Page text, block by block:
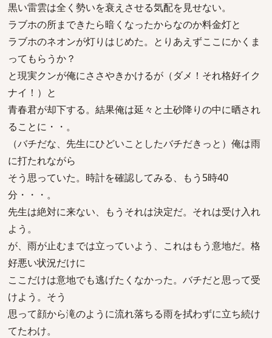
黒い雷雲は全く勢いを衰えさせる気配を見せない。
ラブホの所まできたら暗くなったからなのか料金灯と
ラブホのネオンが灯りはじめた。とりあえずここにかくま
ってもらうか？
と現実クンが俺にささやきかけるが（ダメ！それ格好イク
ナイ！）と
青春君が却下する。結果俺は延々と土砂降りの中に晒され
ることに・・。
（バチだな、先生にひどいことしたバチだきっと）俺は雨
に打たれながら
そう思っていた。時計を確認してみる、もう5時40
分・・・。
先生は絶対に来ない、もうそれは決定だ。それは受け入れ
よう。
が、雨が止むまでは立っていよう、これはもう意地だ。格
好悪い状況だけに
ここだけは意地でも逃げたくなかった。バチだと思って受
けよう。そう
思って顔から滝のように流れ落ちる雨を拭わずに立ち続け
てたわけ。